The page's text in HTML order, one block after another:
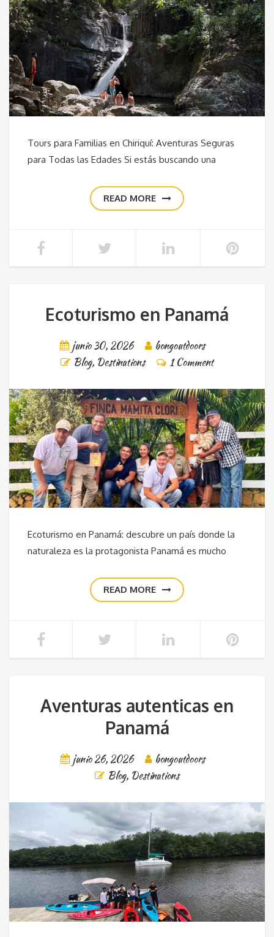
Tours para Familias en Chiriquí: Aventuras Seguras
para Todas las Edades Si estás buscando una
READ MORE
Ecoturismo en Panamá
junio 30, 2026
bongoutdoors
Blog, Destinations 1 Comment
Ecoturismo en Panamá: descubre un país donde la
naturaleza es la protagonista Panamá es mucho
READ MORE
Aventuras autenticas en
Panamá
junio 26, 2026
bongoutdoors
Blog, Destinations